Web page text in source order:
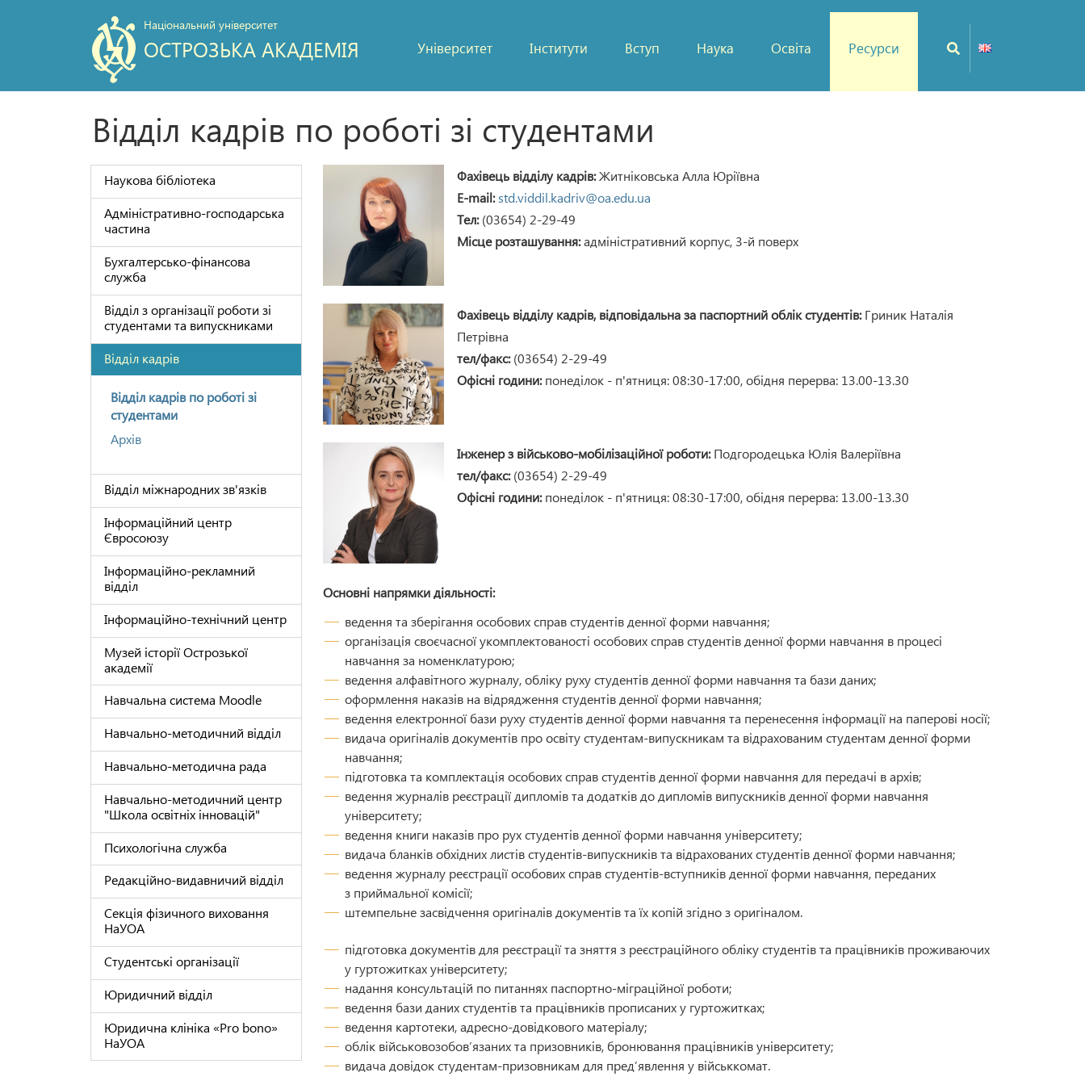
Національний університет
ОСТРОЗЬКА АКАДЕМІЯ Університет Інститути Вступ Наука Освіта Ресурси
Відділ кадрів по роботі зі студентами
Наукова бібліотека
Адміністративно-господарська
частина
Бухгалтерсько-фінансова
служба
Відділ з організації роботи зі
студентами та випускниками
Відділ кадрів
Відділ кадрів по роботі зі
студентами
Архів
Відділ міжнародних зв'язків
Інформаційний центр
Євросоюзу
Інформаційно-рекламний
відділ
Інформаційно-технічний центр
Музей історії Острозької
академії
Навчальна система Moodle
Навчально-методичний відділ
Навчально-методична рада
Навчально-методичний центр
"Школа освітніх інновацій"
Психологічна служба
Редакційно-видавничий відділ
Секція фізичного виховання
НаУОА
Студентські організації
Юридичний відділ
Юридична клініка «Pro bono»
НaУОА
Фахівець відділу кадрів:Житніковська Алла Юріївна
Е-mail:std.viddil.kadriv@oa.edu.ua
Тел:(03654) 2-29-49
Місце розташування:адміністративний корпус, 3-й поверх
Фахівець відділу кадрів, відповідальна за паспортний облік студентів:Гриник Наталія
Петрівна
тел/факс:(03654) 2-29-49
Офісні години:понеділок - п'ятниця: 08:30-17:00, обідня перерва: 13.00-13.30
Інженер з військово-мобілізаційної роботи:Подгородецька Юлія Валеріївна
тел/факс:(03654) 2-29-49
Офісні години:понеділок - п'ятниця: 08:30-17:00, обідня перерва: 13.00-13.30
Основні напрямки діяльності:
ведення та зберігання особових справ студентів денної форми навчання;
організація своєчасної укомплектованості особових справ студентів денної форми навчання в процесі
навчання за номенклатурою;
ведення алфавітного журналу, обліку руху студентів денної форми навчання та бази даних;
оформлення наказів на відрядження студентів денної форми навчання;
ведення електронної бази руху студентів денної форми навчання та перенесення інформації на паперові носії;
видача оригіналів документів про освіту студентам-випускникам та відрахованим студентам денної форми
навчання;
підготовка та комплектація особових справ студентів денної форми навчання для передачі в архів;
ведення журналів реєстрації дипломів та додатків до дипломів випускників денної форми навчання
університету;
ведення книги наказів про рух студентів денної форми навчання університету;
видача бланків обхідних листів студентів-випускників та відрахованих студентів денної форми навчання;
ведення журналу реєстрації особових справ студентів-вступників денної форми навчання, переданих
з приймальної комісії;
штемпельне засвідчення оригіналів документів та їх копій згідно з оригіналом.
підготовка документів для реєстрації та зняття з реєстраційного обліку студентів та працівників проживаючих
у гуртожитках університету;
надання консультацій по питаннях паспортно-міграційної роботи;
ведення бази даних студентів та працівників прописаних у гуртожитках;
ведення картотеки, адресно-довідкового матеріалу;
облік військовозобов’язаних та призовників, бронювання працівників університету;
видача довідок студентам-призовникам для пред’явлення у військкомат.